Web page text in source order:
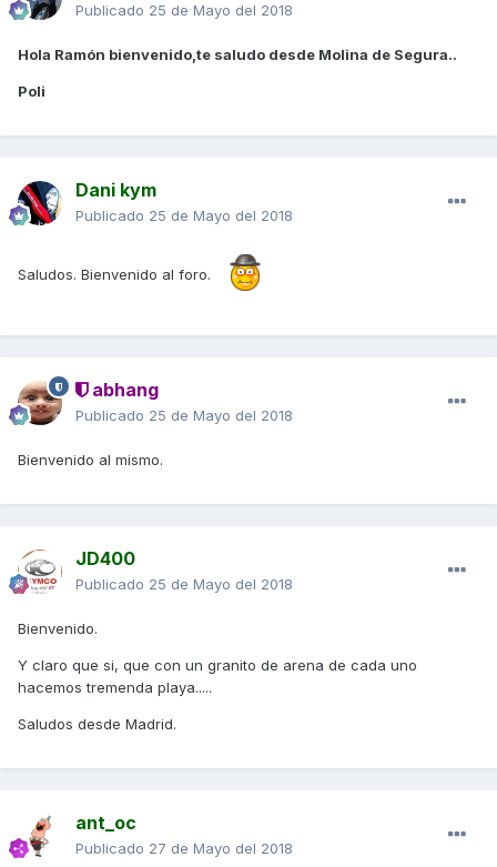
Publicado 25 de Mayo del 2018
Hola Ramón bienvenido,te saludo desde Molina de Segura..
Poli
Dani kym
Publicado 25 de Mayo del 2018
Saludos. Bienvenido al foro.
abhang
Publicado 25 de Mayo del 2018
Bienvenido al mismo.
JD400
Publicado 25 de Mayo del 2018
Bienvenido.
Y claro que si, que con un granito de arena de cada uno
hacemos tremenda playa.....
Saludos desde Madrid.
ant_oc
Publicado 27 de Mayo del 2018